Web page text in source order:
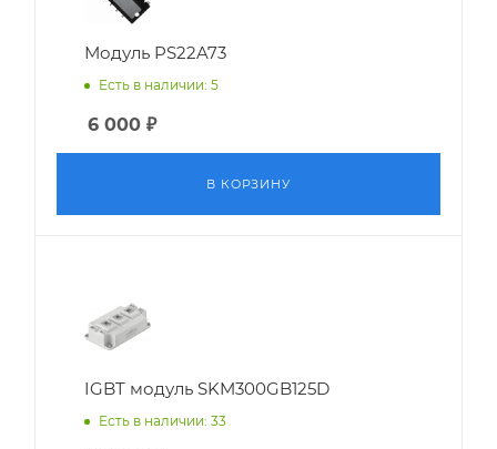
Модуль PS22A73
Есть в наличии: 5
6 000 ₽
В КОРЗИНУ
IGBT модуль SKM300GB125D
Есть в наличии: 33